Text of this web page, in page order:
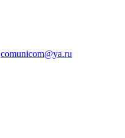
comunicom@ya.ru